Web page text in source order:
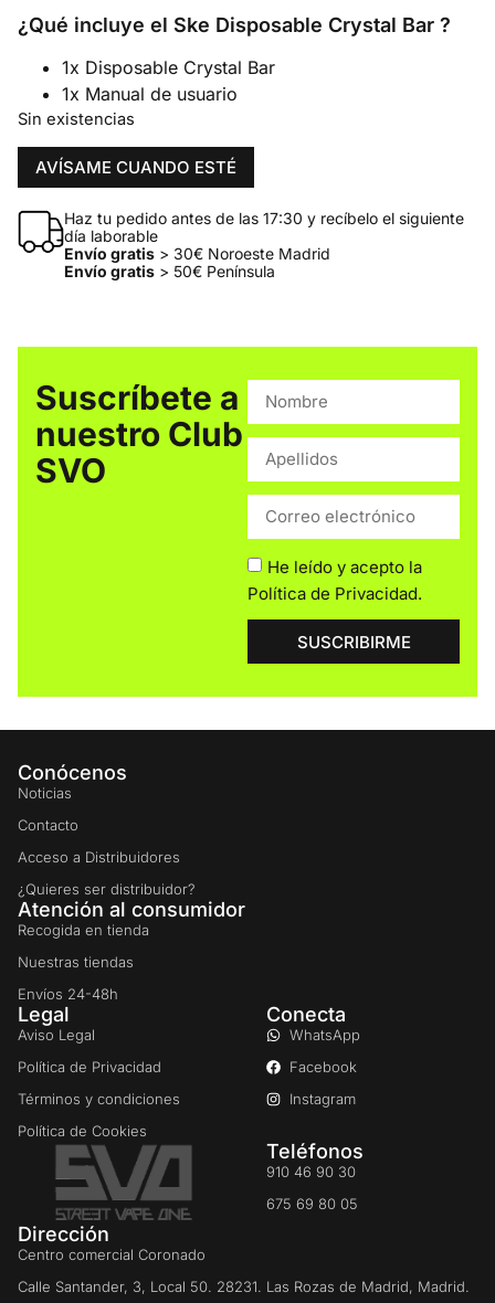
¿Qué incluye el Ske Disposable Crystal Bar ?
1x Disposable Crystal Bar
1x Manual de usuario
Sin existencias
AVÍSAME CUANDO ESTÉ
Haz tu pedido antes de las 17:30 y recíbelo el siguiente
día laborable
Envío gratis> 30€ Noroeste Madrid
Envío gratis> 50€ Península
Suscríbete a
nuestro Club
SVO
He leído y acepto la
Política de Privacidad.
SUSCRIBIRME
Conócenos
Noticias
Contacto
Acceso a Distribuidores
¿Quieres ser distribuidor?
Atención al consumidor
Recogida en tienda
Nuestras tiendas
Envíos 24-48h
Legal
Aviso Legal
Política de Privacidad
Términos y condiciones
Política de Cookies
Conecta
WhatsApp
Facebook
Instagram
Teléfonos
910 46 90 30
675 69 80 05
Dirección
Centro comercial Coronado
Calle Santander, 3, Local 50. 28231. Las Rozas de Madrid, Madrid.